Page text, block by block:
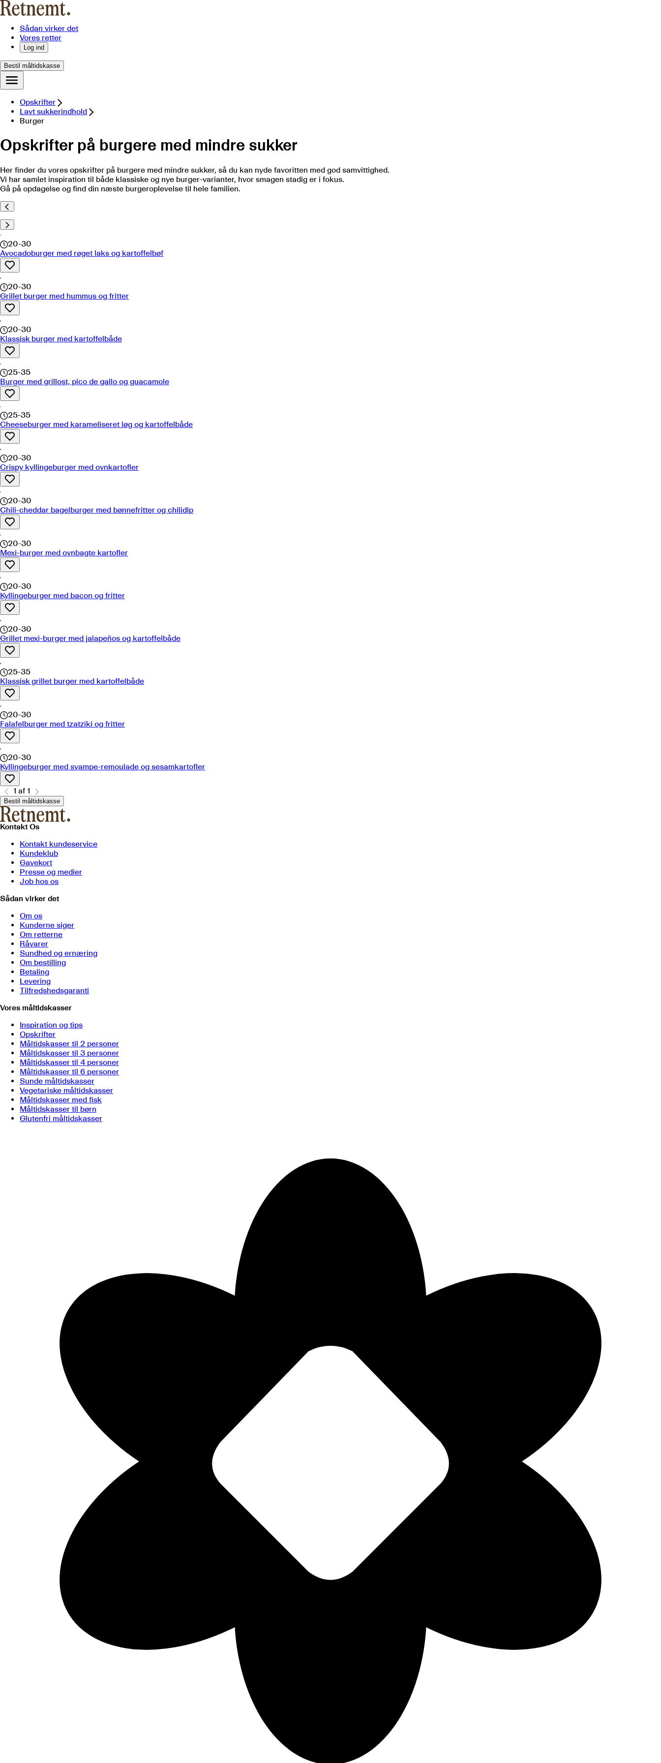
Sådan virker det
Vores retter
Log ind
Bestil måltidskasse
Opskrifter
Lavt sukkerindhold
Burger
Opskrifter på burgere med mindre sukker
Her finder du vores opskrifter på burgere med mindre sukker, så du kan nyde favoritten med god samvittighed.
Vi har samlet inspiration til både klassiske og nye burger-varianter, hvor smagen stadig er i fokus.
Gå på opdagelse og find din næste burgeroplevelse til hele familien.
20-30
Avocadoburger med røget laks og kartoffelbøf
20-30
Grillet burger med hummus og fritter
20-30
Klassisk burger med kartoffelbåde
25-35
Burger med grillost, pico de gallo og guacamole
25-35
Cheeseburger med karameliseret løg og kartoffelbåde
20-30
Crispy kyllingeburger med ovnkartofler
20-30
Chili-cheddar bagelburger med bønnefritter og chilidip
20-30
Mexi-burger med ovnbagte kartofler
20-30
Kyllingeburger med bacon og fritter
20-30
Grillet mexi-burger med jalapeños og kartoffelbåde
25-35
Klassisk grillet burger med kartoffelbåde
20-30
Falafelburger med tzatziki og fritter
20-30
Kyllingeburger med svampe-remoulade og sesamkartofler
1 af 1
Bestil måltidskasse
Kontakt Os
Kontakt kundeservice
Kundeklub
Gavekort
Presse og medier
Job hos os
Sådan virker det
Om os
Kunderne siger
Om retterne
Råvarer
Sundhed og ernæring
Om bestilling
Betaling
Levering
Tilfredshedsgaranti
Vores måltidskasser
Inspiration og tips
Opskrifter
Måltidskasser til 2 personer
Måltidskasser til 3 personer
Måltidskasser til 4 personer
Måltidskasser til 6 personer
Sunde måltidskasser
Vegetariske måltidskasser
Måltidskasser med fisk
Måltidskasser til børn
Glutenfri måltidskasser